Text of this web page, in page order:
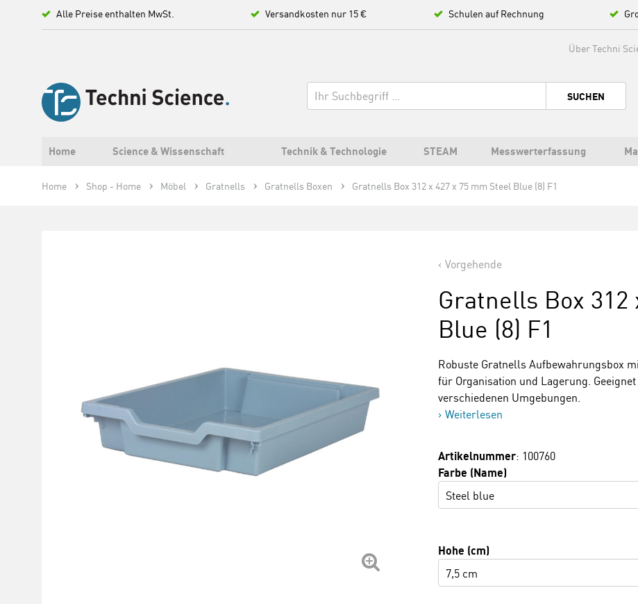
Alle Preise enthalten MwSt. Versandkosten nur 15 € Schulen auf Rechnung
Über Techni
SUCHEN
Home Science & Wissenschaft Technik & Technologie STEAM Messwerterfassung
Home Shop - Home Möbel Gratnells Gratnells Boxen Gratnells Box 312 x 427 x 75 mm Steel Blue (8) F1
Vorgehende
Gratnells Box
Blue (8) F1
Robuste Gratnells Aufbewahrungsbox
für Organisation und Lagerung.
verschiedenen Umgebungen.
Weiterlesen
Artikelnummer: 100760
Farbe (Name)
Steel blue
Hohe (cm)
7,5 cm